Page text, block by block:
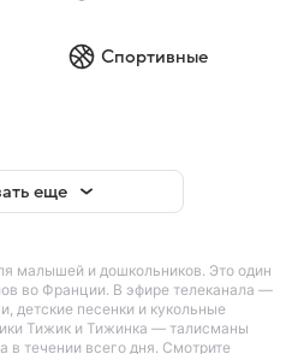
Спортивные
еще
малышей и дошкольников. Это один
во Франции. В эфире телеканала —
детские песенки и кукольные
Тижик и Тижинка — талисманы
течении всего дня. Смотрите